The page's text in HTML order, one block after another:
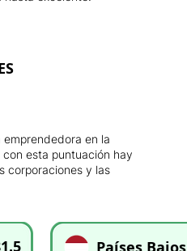
en la
esta puntuación hay
corporaciones y las